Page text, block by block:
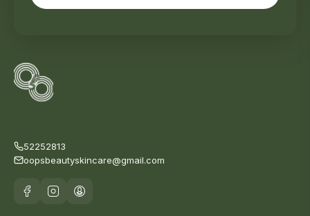
52252813
oopsbeautyskincare@gmail.com